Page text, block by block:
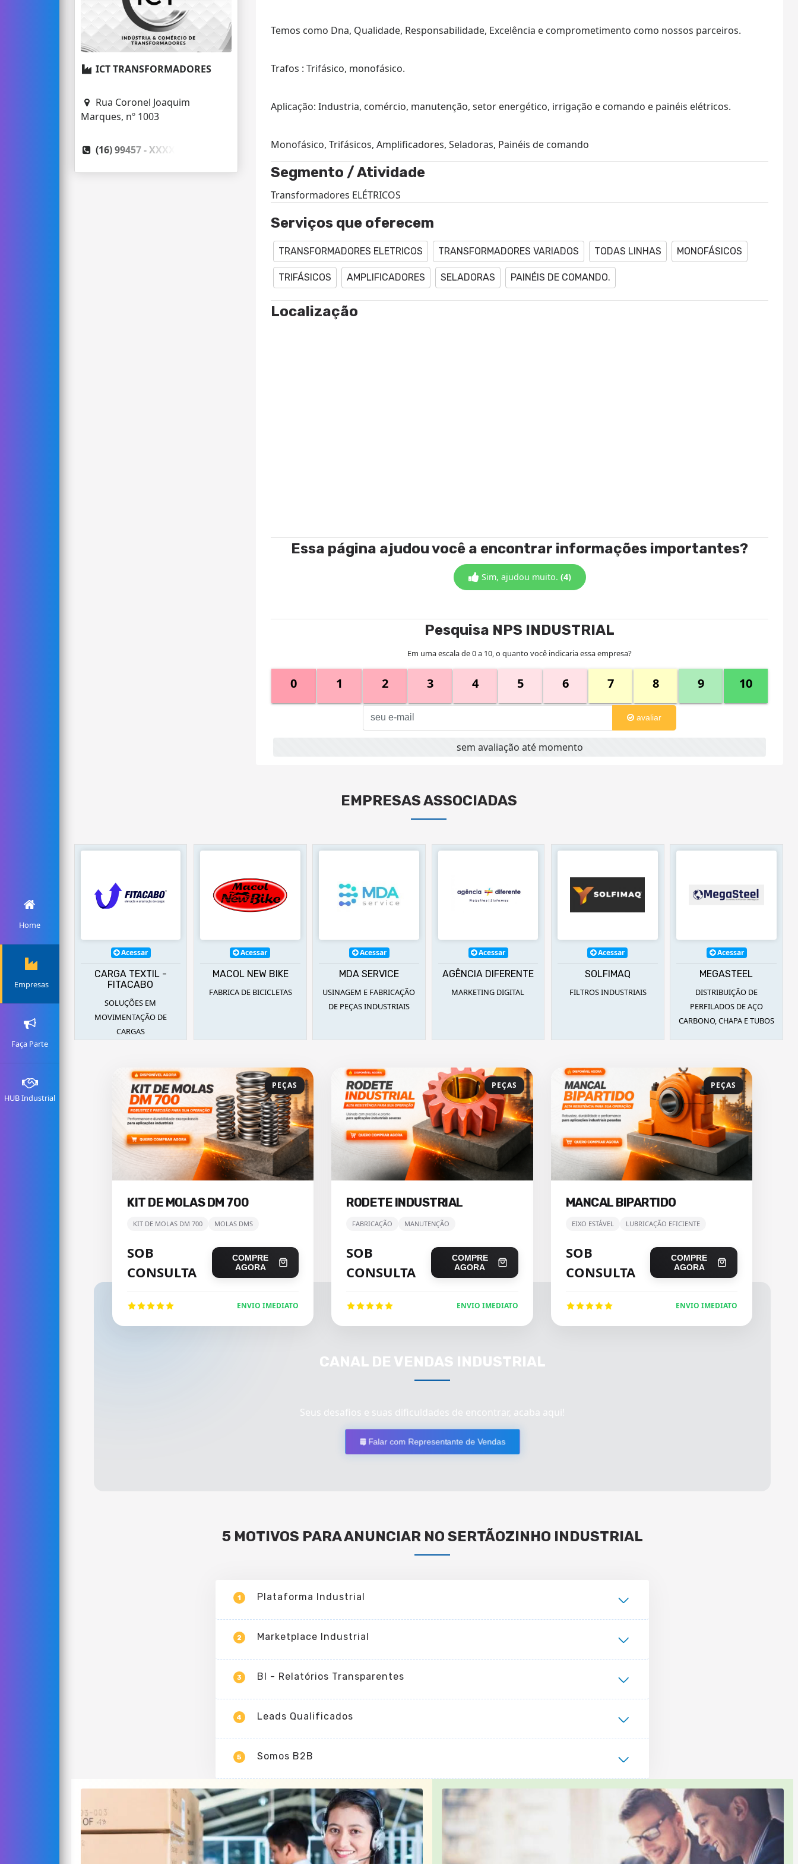
Home
Empresas
Faça Parte
HUB Industrial
ICT TRANSFORMADORES
Rua Coronel Joaquim
Marques, nº 1003
(16) 99457 -XXXX
Temos como Dna, Qualidade, Responsabilidade, Excelência e comprometimento como nossos parceiros.
Trafos : Trifásico, monofásico.
Aplicação: Industria, comércio, manutenção, setor energético, irrigação e comando e painéis elétricos.
Monofásico, Trifásicos, Amplificadores, Seladoras, Painéis de comando
Segmento / Atividade
Transformadores ELÉTRICOS
Serviços que oferecem
TRANSFORMADORES ELETRICOS TRANSFORMADORES VARIADOS TODAS LINHAS MONOFÁSICOS
TRIFÁSICOS AMPLIFICADORES SELADORAS PAINÉIS DE COMANDO.
Localização
Essa página ajudou você a encontrar informações importantes?
Sim, ajudou muito. (4)
Pesquisa NPS INDUSTRIAL
Em uma escala de 0 a 10, o quanto você indicaria essa empresa?
0 1 2 3 4 5 6 7 8 9 10
avaliar
sem avaliação até momento
EMPRESAS ASSOCIADAS
E
Acessar
CARGA TEXTIL -
FITACABO
SOLUÇÕES EM
MOVIMENTAÇÃO DE
CARGAS
Acessar
MACOL NEW BIKE
FABRICA DE BICICLETAS
Acessar
MDA SERVICE
USINAGEM E FABRICAÇÃO
DE PEÇAS INDUSTRIAIS
Acessar
AGÊNCIA DIFERENTE
MARKETING DIGITAL
Acessar
SOLFIMAQ
FILTROS INDUSTRIAIS
Acessar
MEGASTEEL
DISTRIBUIÇÃO DE
PERFILADOS DE AÇO
CARBONO, CHAPA E TUBOS
PEÇAS
KIT DE MOLAS DM 700
KIT DE MOLAS DM 700 MOLAS DMS
SOB
CONSULTA
COMPRE
AGORA
ENVIO IMEDIATO
PEÇAS
RODETE INDUSTRIAL
FABRICAÇÃO MANUTENÇÃO
SOB
CONSULTA
COMPRE
AGORA
ENVIO IMEDIATO
PEÇAS
MANCAL BIPARTIDO
EIXO ESTÁVEL LUBRICAÇÃO EFICIENTE
SOB
CONSULTA
COMPRE
AGORA
ENVIO IMEDIATO
CANAL DE VENDAS INDUSTRIAL
Seus desafios e suas dificuldades de encontrar, acaba aqui!
Falar com Representante de Vendas
5 MOTIVOS PARA ANUNCIAR NO SERTÃOZINHO INDUSTRIAL
1 Plataforma Industrial
2 Marketplace Industrial
3 BI - Relatórios Transparentes
4 Leads Qualificados
5 Somos B2B